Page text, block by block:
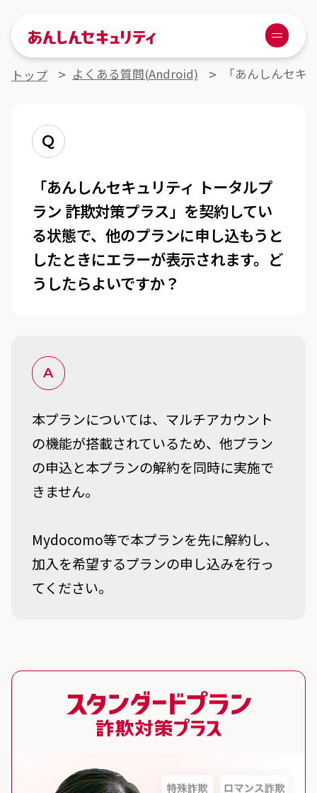
あんしんセキュリティ
Menu
よくある質問詳細
トップ よくある質問(Android) 「あんしんセ
Q
「あんしんセキュリティ トータルプ
ラン 詐欺対策プラス」を契約してい
る状態で、他のプランに申し込もうと
したときにエラーが表示されます。ど
うしたらよいですか？
A
本プランについては、マルチアカウント
の機能が搭載されているため、他プラン
の申込と本プランの解約を同時に実施で
きません。
Mydocomo等で本プランを先に解約し、
加入を希望するプランの申し込みを行っ
てください。
スタンダードプラン 詐欺